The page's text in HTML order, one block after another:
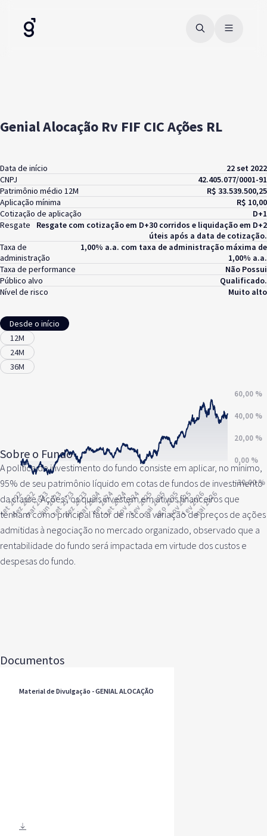
Genial Alocação Rv FIF CIC Ações RL
Data de início
22 set 2022
CNPJ
42.405.077/0001-91
Patrimônio médio 12M
R$ 33.539.500,25
Aplicação mínima
R$ 10,00
Cotização de aplicação
D+1
Resgate
Resgate com cotização em D+30 corridos e liquidação em D+2
úteis após a data de cotização.
Taxa de
administração
1,00% a.a. com taxa de administração máxima de
1,00% a.a.
Taxa de performance
Não Possui
Público alvo
Qualificado.
Nível de risco
Muito alto
Desde o início
12M
24M
36M
Sobre o Fundo
A política de investimento do fundo consiste em aplicar, no mínimo,
95% de seu patrimônio líquido em cotas de fundos de investimento
da classe "Ações", os quais investem em ativos financeiros que
tenham como principal fator de risco a variação de preços de ações
admitidas à negociação no mercado organizado, observado que a
rentabilidade do fundo será impactada em virtude dos custos e
despesas do fundo.
Documentos
Material de Divulgação - GENIAL ALOCAÇÃO